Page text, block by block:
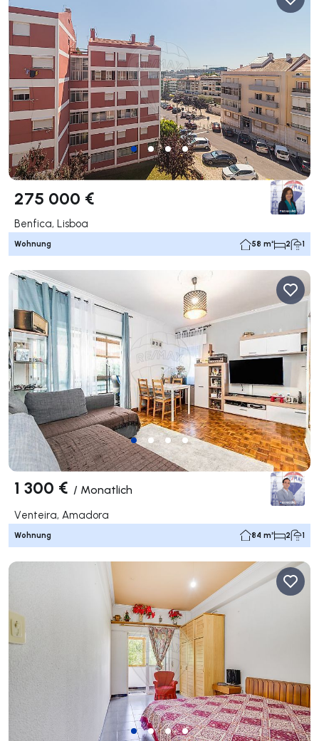
275 000 €
Benfica, Lisboa
Wohnung 58 m² 2 1
1 300 € / Monatlich
Venteira, Amadora
Wohnung 84 m² 2 1